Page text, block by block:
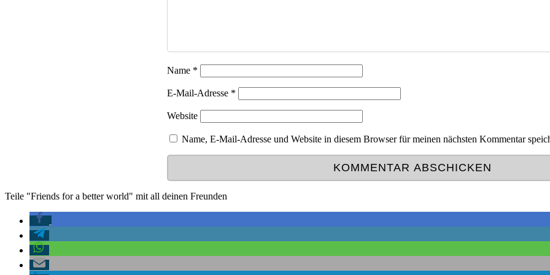
Name *
E-Mail-Adresse *
Website
Name, E-Mail-Adresse und Website in diesem Browser für meinen nächsten Kommentar
Teile "Friends for a better world" mit all deinen Freunden